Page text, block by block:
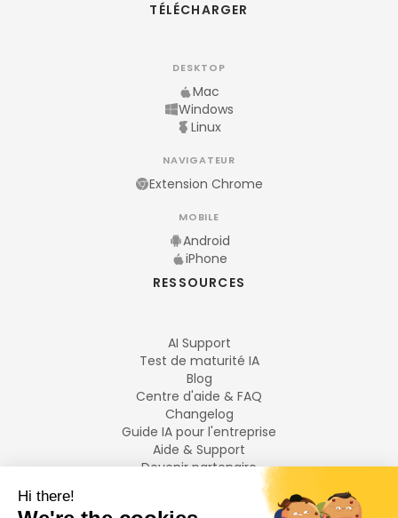
TÉLÉCHARGER
DESKTOP
Mac
Windows
Linux
NAVIGATEUR
Extension Chrome
MOBILE
Android
iPhone
RESSOURCES
AI Support
Test de maturité IA
Blog
Centre d'aide & FAQ
Changelog
Guide IA pour l'entreprise
Aide & Support
Devenir partenaire
LANGUES